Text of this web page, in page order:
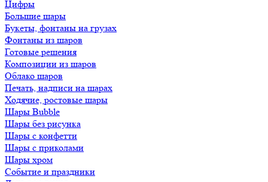
Цифры
Большие шары
Букеты, фонтаны на грузах
Фонтаны из шаров
Готовые решения
Композиции из шаров
Облако шаров
Печать, надписи на шарах
Ходячие, ростовые шары
Шары Bubble
Шары без рисунка
Шары с конфетти
Шары с приколами
Шары хром
Событие и праздники